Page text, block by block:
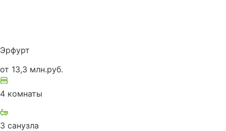
Эрфурт
от 13,3 млн.руб.
4 комнаты
3 санузла